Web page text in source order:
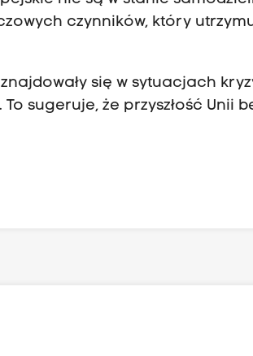
czynników, który
się w sytuacjach
sugeruje, że przyszłość Unii